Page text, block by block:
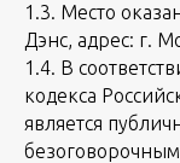
1.3. Место
Дэнс, адрес: г.
1.4. В
кодекса
является